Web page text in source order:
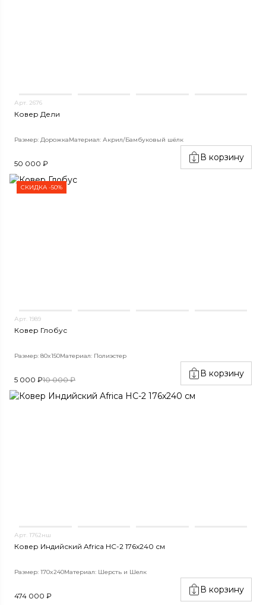
Арт. 2676
Ковер Дели
Размер: ДорожкаМатериал: Акрил/Бамбуковый шёлк
50 000 ₽
В корзину
СКИДКА -50%
Арт. 1989
Ковер Глобус
Размер: 80x150Материал: Полиэстер
5 000 ₽10 000 ₽
В корзину
Арт. 1762нш
Ковер Индийский Africa HC-2 176x240 см
Размер: 170x240Материал: Шерсть и Шелк
474 000 ₽
В корзину